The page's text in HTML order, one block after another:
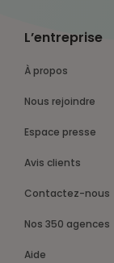
L’entreprise
À propos
Nous rejoindre
Espace presse
Avis clients
Contactez-nous
Nos 350 agences
Aide